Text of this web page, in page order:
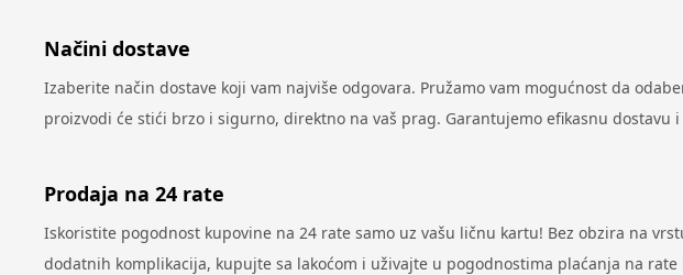
Načini dostave
Izaberite način dostave koji vam najviše odgovara. Pružamo vam mogućnost da
proizvodi će stići brzo i sigurno, direktno na vaš prag. Garantujemo efikasnu
Prodaja na 24 rate
Iskoristite pogodnost kupovine na 24 rate samo uz vašu ličnu kartu! Bez obzira na
dodatnih komplikacija, kupujte sa lakoćom i uživajte u pogodnostima plaćanja na rate